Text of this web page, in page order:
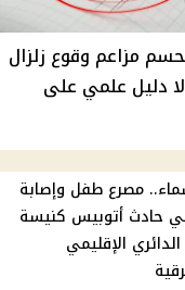
مزاعم وقوع زلزال
لا دليل علمي على
مصرع طفل وإصابة
في حادث أتوبيس كنيسة
الإقليمي